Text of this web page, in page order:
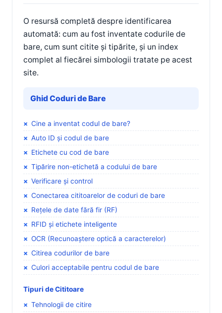
O resursă completă despre identificarea
automată: cum au fost inventate codurile de
bare, cum sunt citite și tipărite, și un index
complet al fiecărei simbologii tratate pe acest
site.
Ghid Coduri de Bare
Cine a inventat codul de bare?
Auto ID și codul de bare
Etichete cu cod de bare
Tipărire non-etichetă a codului de bare
Verificare și control
Conectarea cititoarelor de coduri de bare
Rețele de date fără fir (RF)
RFID și etichete inteligente
OCR (Recunoaștere optică a caracterelor)
Citirea codurilor de bare
Culori acceptabile pentru codul de bare
Tipuri de Cititoare
Tehnologii de citire